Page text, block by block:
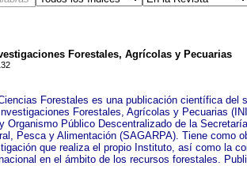
Forestales, Agrícolas y Pecuarias
Forestales es una publicación científica del
Forestales, Agrícolas y Pecuarias
Organismo Público Descentralizado de la
Pesca y Alimentación (SAGARPA). Tiene como
que realiza el propio Instituto, así como la
en el ámbito de los recursos forestales.